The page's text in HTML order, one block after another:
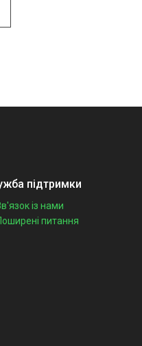
підтримки
із нами
питання